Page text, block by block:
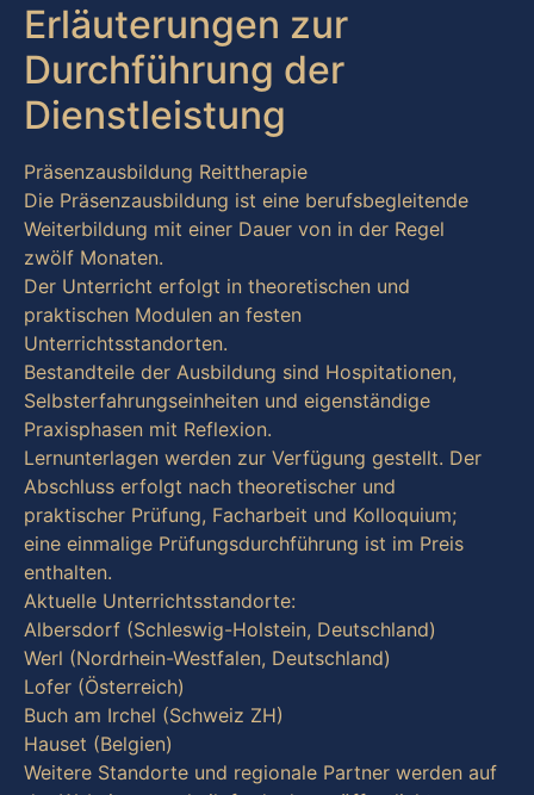
Erläuterungen zur
Durchführung der
Dienstleistung
Präsenzausbildung Reittherapie
Die Präsenzausbildung ist eine berufsbegleitende
Weiterbildung mit einer Dauer von in der Regel
zwölf Monaten.
Der Unterricht erfolgt in theoretischen und
praktischen Modulen an festen
Unterrichtsstandorten.
Bestandteile der Ausbildung sind Hospitationen,
Selbsterfahrungseinheiten und eigenständige
Praxisphasen mit Reflexion.
Lernunterlagen werden zur Verfügung gestellt. Der
Abschluss erfolgt nach theoretischer und
praktischer Prüfung, Facharbeit und Kolloquium;
eine einmalige Prüfungsdurchführung ist im Preis
enthalten.
Aktuelle Unterrichtsstandorte:
Albersdorf (Schleswig-Holstein, Deutschland)
Werl (Nordrhein-Westfalen, Deutschland)
Lofer (Österreich)
Buch am Irchel (Schweiz ZH)
Hauset (Belgien)
Weitere Standorte und regionale Partner werden auf